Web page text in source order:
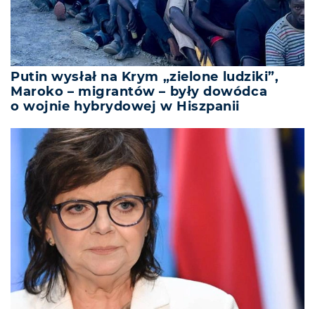
Putin wysłał na Krym „zielone ludziki”,
Maroko – migrantów – były dowódca
o wojnie hybrydowej w Hiszpanii